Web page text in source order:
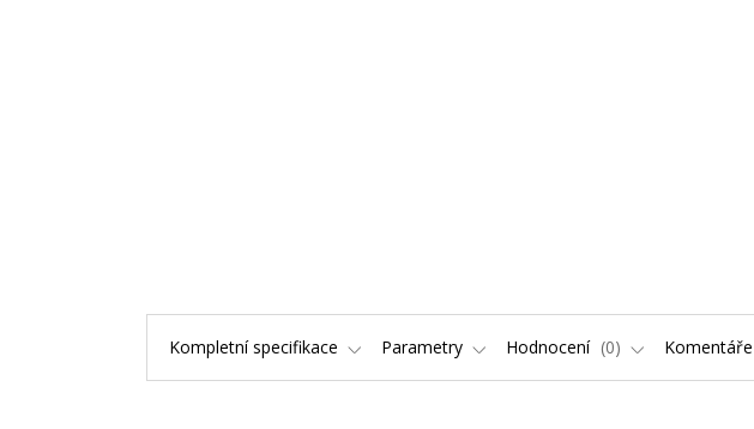
Kompletní specifikace Parametry Hodnocení 0 Komentáře